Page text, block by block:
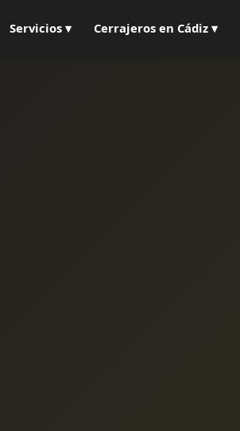
Servicios ▾ Cerrajeros en Cádiz ▾